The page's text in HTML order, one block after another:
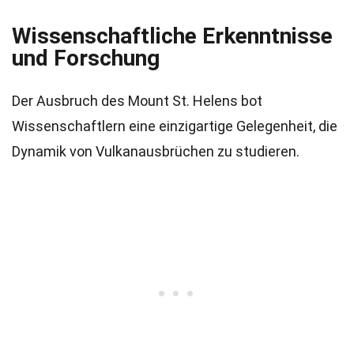
Wissenschaftliche Erkenntnisse
und Forschung
Der Ausbruch des Mount St. Helens bot
Wissenschaftlern eine einzigartige Gelegenheit, die
Dynamik von Vulkanausbrüchen zu studieren.